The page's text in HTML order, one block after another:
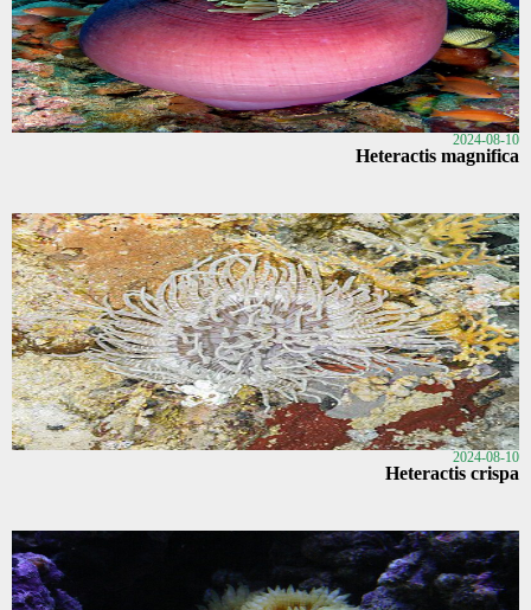
2024-08-10
Heteractis magnifica
2024-08-10
Heteractis crispa